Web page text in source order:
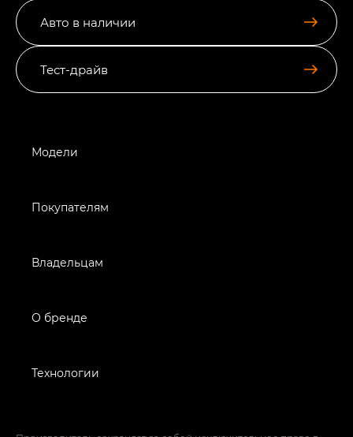
Авто в наличии
Тест-драйв
Модели
Покупателям
Владельцам
О бренде
Технологии